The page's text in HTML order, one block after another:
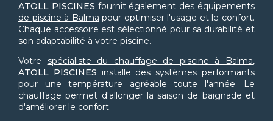
ATOLL PISCINES fournit également des équipements
de piscine à Balma pour optimiser l'usage et le confort.
Chaque accessoire est sélectionné pour sa durabilité et
son adaptabilité à votre piscine.
Votre spécialiste du chauffage de piscine à Balma,
ATOLL PISCINES installe des systèmes performants
pour une température agréable toute l'année. Le
chauffage permet d'allonger la saison de baignade et
d'améliorer le confort.